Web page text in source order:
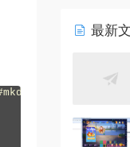
repo_bak[root
最新